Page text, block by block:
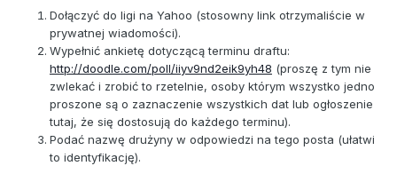
Dołączyć do ligi na Yahoo (stosowny link otrzymaliście w
prywatnej wiadomości).
Wypełnić ankietę dotyczącą terminu draftu:
http://doodle.com/poll/iiyv9nd2eik9yh48 (proszę z tym nie
zwlekać i zrobić to rzetelnie, osoby którym wszystko jedno
proszone są o zaznaczenie wszystkich dat lub ogłoszenie
tutaj, że się dostosują do każdego terminu).
Podać nazwę drużyny w odpowiedzi na tego posta (ułatwi
to identyfikację).